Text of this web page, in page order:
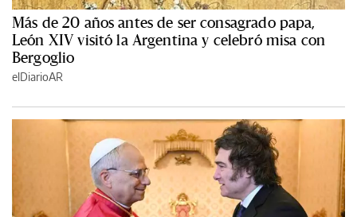
Más de 20 años antes de ser consagrado papa,
León XIV visitó la Argentina y celebró misa con
Bergoglio
elDiarioAR